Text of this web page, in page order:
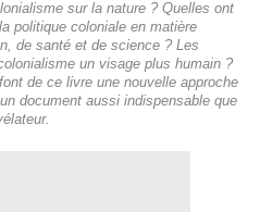
sur la nature ? Quelles ont
politique coloniale en matière
de santé et de science ? Les
un visage plus humain ?
de ce livre une nouvelle approche
document aussi indispensable que